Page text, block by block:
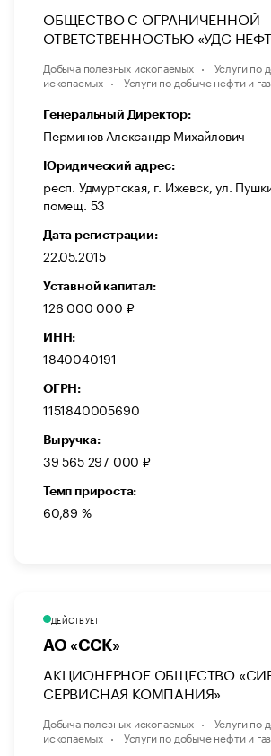
ОБЩЕСТВО С ОГРАНИЧЕННОЙ
ОТВЕТСТВЕННОСТЬЮ «УДС
Добыча полезных ископаемых
Услуги по
ископаемых
Услуги по добыче нефти и
Генеральный Директор:
Перминов Александр Михайлович
Юридический адрес:
респ. Удмуртская, г. Ижевск, ул.
помещ. 53
Дата регистрации:
22.05.2015
Уставной капитал:
126 000 000 ₽
ИНН:
1840040191
ОГРН:
1151840005690
Выручка:
39 565 297 000 ₽
Темп прироста:
60,89 %
ДЕЙСТВУЕТ
АО «ССК»
АКЦИОНЕРНОЕ ОБЩЕСТВО
СЕРВИСНАЯ КОМПАНИЯ»
Добыча полезных ископаемых
Услуги по
ископаемых
Услуги по добыче нефти и